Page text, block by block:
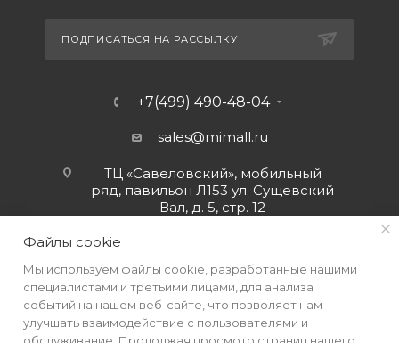
ПОДПИСАТЬСЯ НА РАССЫЛКУ
+7(499) 490-48-04
sales@mimall.ru
ТЦ «Савеловский», мобильный
ряд, павильон Л153 ул. Сущевский
Вал, д. 5, стр. 12
Файлы cookie
Мы используем файлы cookie, разработанные нашими
специалистами и третьими лицами, для анализа
событий на нашем веб-сайте, что позволяет нам
улучшать взаимодействие с пользователями и